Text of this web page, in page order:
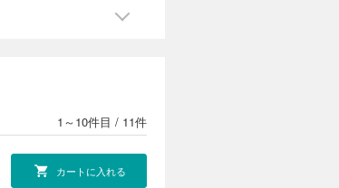
1～10件目 / 11件
カートに入れる